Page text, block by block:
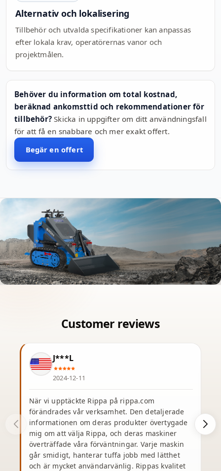
Alternativ och lokalisering
Tillbehör och utvalda specifikationer kan anpassas
efter lokala krav, operatörernas vanor och
projektmålen.
Behöver du information om total kostnad,
beräknad ankomsttid och rekommendationer för
tillbehör? Skicka in uppgifter om ditt användningsfall
för att få en snabbare och mer exakt offert.
Begär en offert
J***L
2024-12-11
När vi upptäckte Rippa på rippa.com
förändrades vår verksamhet. Den detaljerade
informationen om deras produkter övertygade
mig om att välja Rippa, och deras maskiner
överträffade våra förväntningar. Varje maskin
går smidigt, hanterar tuffa jobb med lätthet
och är mycket användarvänlig. Rippas kvalitet